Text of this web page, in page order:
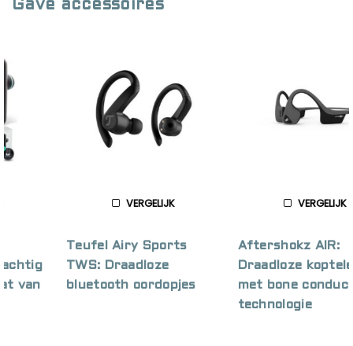
Gave accessoires
VERGELIJK
Teufel Airy Sports
TWS: Draadloze
bluetooth oordopjes
VERGELIJK
Aftershokz AIR:
Draadloze koptelefoon
met bone conduction
technologie